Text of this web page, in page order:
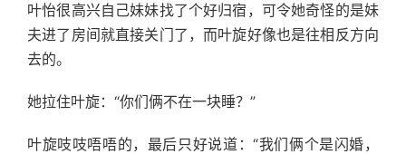
叶怡很高兴自己妹妹找了个好归宿，可令她奇怪的是妹
夫进了房间就直接关门了，而叶旋好像也是往相反方向
去的。
她拉住叶旋：“你们俩不在一块睡？”
叶旋吱吱唔唔的，最后只好说道：“我们俩个是闪婚，